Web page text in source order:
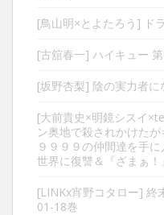
[鳥山明×とよたろう] ド
[古舘春一] ハイキュー
[坂野杏梨] 陰の実力者
[大前貴史×明鏡シスイ
ン奥地で殺されかけた
９９９９の仲間達を手
世界に復讐＆『ざまぁ
[LINKx宵野コタロー] 終
01-18巻